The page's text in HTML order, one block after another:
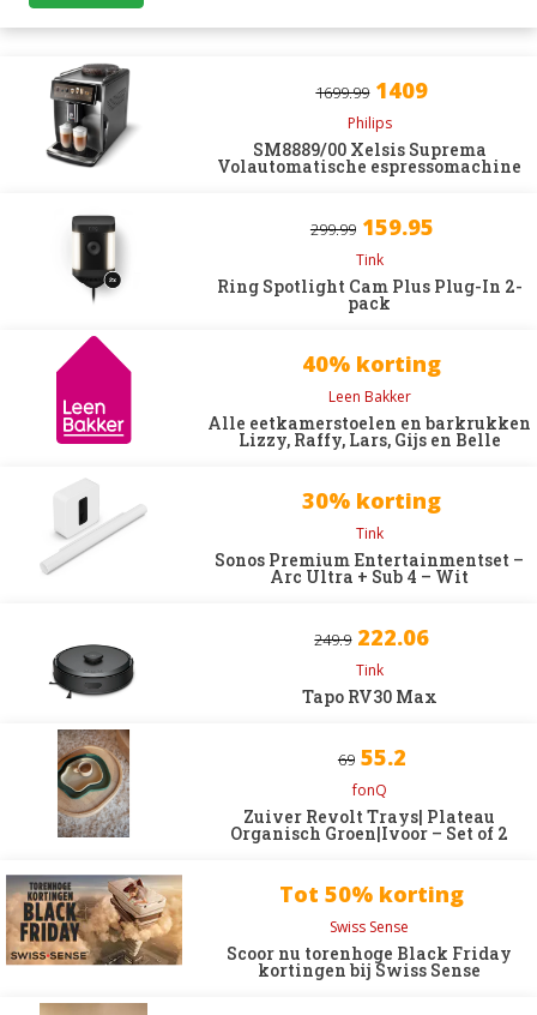
1699.99 1409
Philips
SM8889/00 Xelsis Suprema
Volautomatische espressomachine
299.99 159.95
Tink
Ring Spotlight Cam Plus Plug-In 2-
pack
40% korting
Leen Bakker
Alle eetkamerstoelen en barkrukken
Lizzy, Raffy, Lars, Gijs en Belle
30% korting
Tink
Sonos Premium Entertainmentset –
Arc Ultra + Sub 4 – Wit
249.9 222.06
Tink
Tapo RV30 Max
69 55.2
fonQ
Zuiver Revolt Trays| Plateau
Organisch Groen|Ivoor – Set of 2
Tot 50% korting
Swiss Sense
Scoor nu torenhoge Black Friday
kortingen bij Swiss Sense